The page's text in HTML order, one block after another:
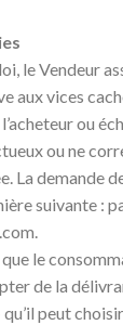
le Vendeur
aux vices
ou
ou ne
La demande
suivante :
.
le
de la
qu’il peut